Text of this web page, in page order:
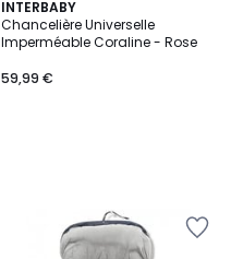
INTERBABY
Chancelière Universelle
Imperméable Coraline - Rose
59,99 €